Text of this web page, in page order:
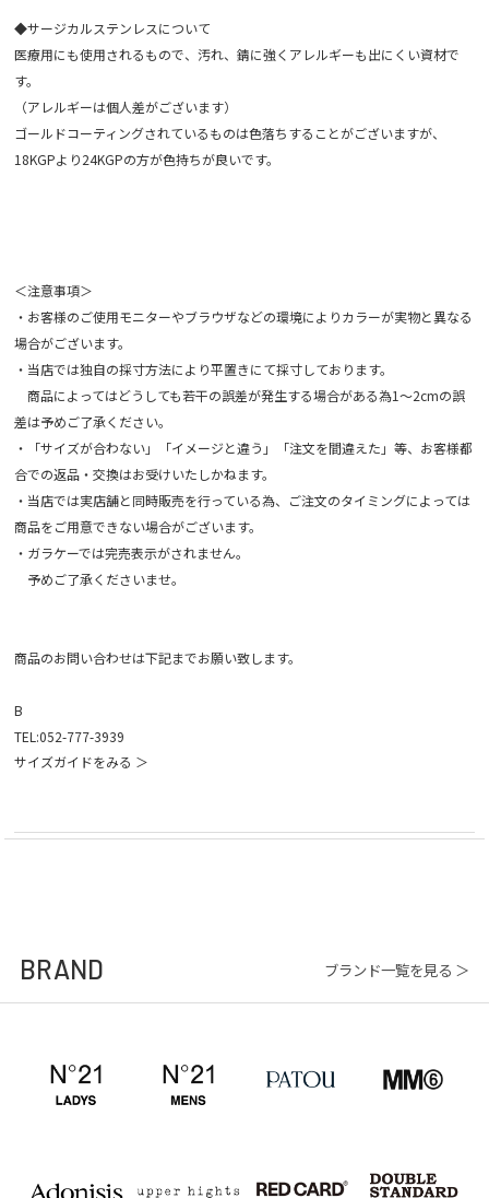
◆サージカルステンレスについて
医療用にも使用されるもので、汚れ、錆に強くアレルギーも出にくい資材で
す。
（アレルギーは個人差がございます）
ゴールドコーティングされているものは色落ちすることがございますが、
18KGPより24KGPの方が色持ちが良いです。
＜注意事項＞
・お客様のご使用モニターやブラウザなどの環境によりカラーが実物と異なる
場合がございます。
・当店では独自の採寸方法により平置きにて採寸しております。
商品によってはどうしても若干の誤差が発生する場合がある為1～2cmの誤
差は予めご了承ください。
・「サイズが合わない」「イメージと違う」「注文を間違えた」等、お客様都
合での返品・交換はお受けいたしかねます。
・当店では実店舗と同時販売を行っている為、ご注文のタイミングによっては
商品をご用意できない場合がございます。
・ガラケーでは完売表示がされません。
予めご了承くださいませ。
商品のお問い合わせは下記までお願い致します。
B
TEL:052-777-3939
サイズガイドをみる ＞
BRAND ブランド一覧を見る ＞